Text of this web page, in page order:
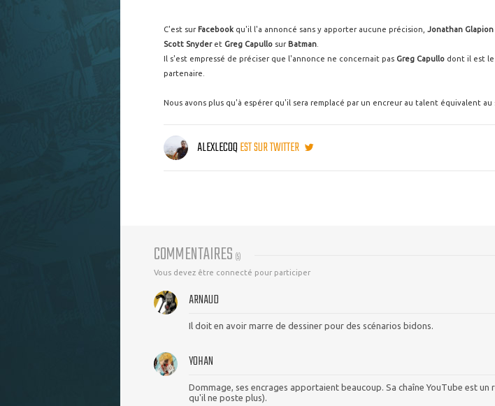
C'est sur Facebook qu'il l'a annoncé sans y apporter aucune précision, Jonathan Glapion
Scott Snyderet Greg Capullo sur Batman
Il s'est empressé de préciser que l'annonce ne concernait pas Greg Capullo dont il est
partenaire.
Nous avons plus qu'à espérer qu'il sera remplacé par un encreur au talent équivalent au
ALEXLECOQEST SUR TWITTER
COMMENTAIRES (5)
Vous devez être connecté pour participer
ARNAUD
Il doit en avoir marre de dessiner pour des scénarios bidons.
YOHAN
Dommage, ses encrages apportaient beaucoup. Sa chaîne YouTube est un
qu'il ne poste plus).